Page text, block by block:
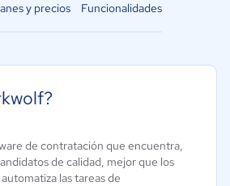
y precios Funcionalidades
de contratación que encuentra,
de calidad, mejor que los
las tareas de